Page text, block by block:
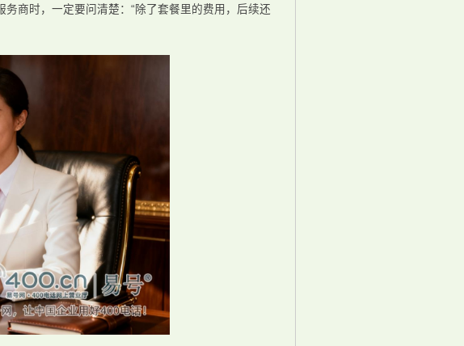
商时，一定要问清楚：“除了套餐里的费用，后续还